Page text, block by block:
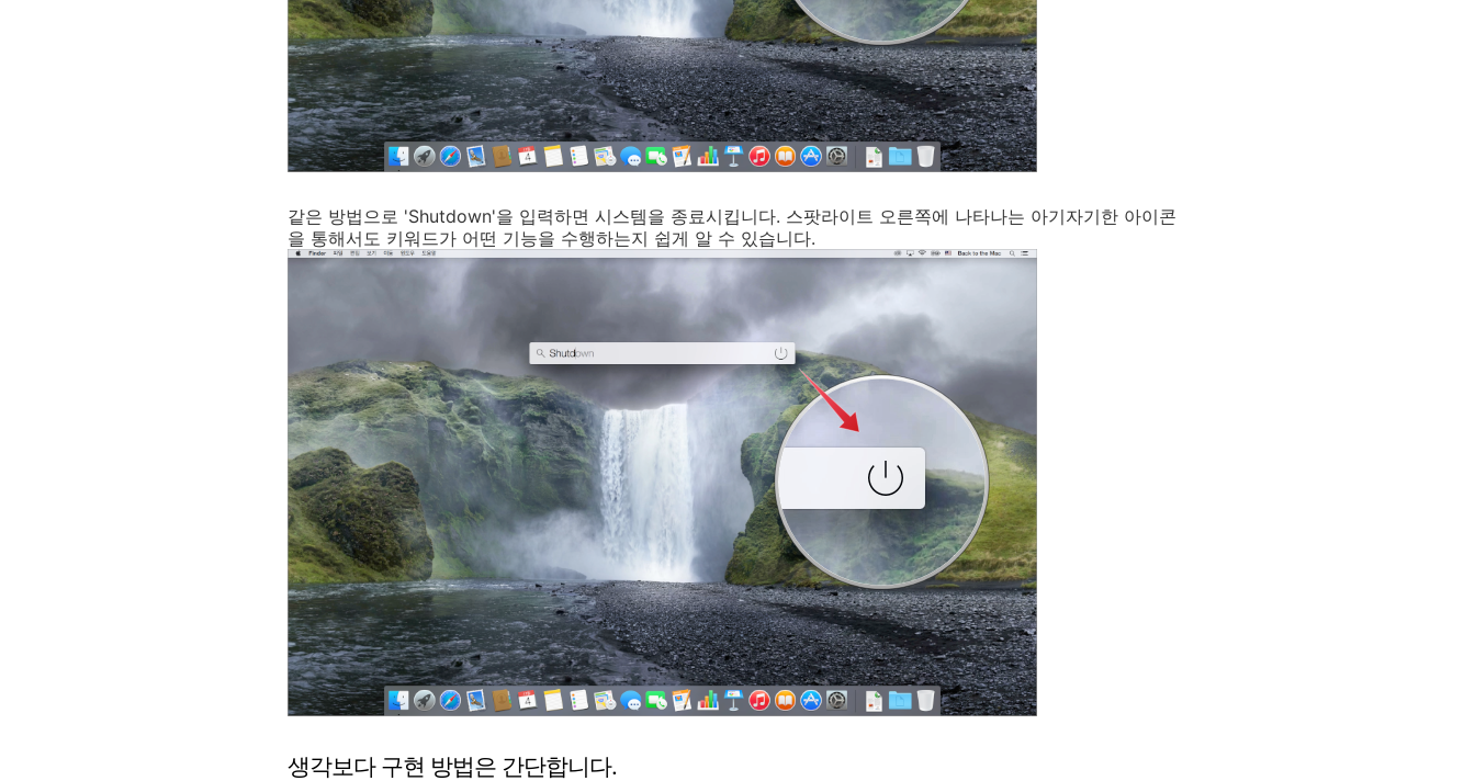
같은 방법으로 'Shutdown'을 입력하면 시스템을 종료시킵니다. 스팟라이트 오른쪽에 나타나는 아기자기한 아이콘
을 통해서도 키워드가 어떤 기능을 수행하는지 쉽게 알 수 있습니다.
생각보다 구현 방법은 간단합니다.